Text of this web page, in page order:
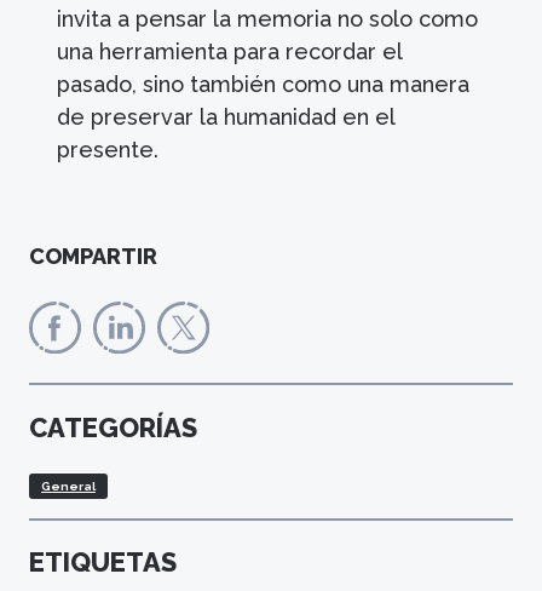
invita a pensar la memoria no solo como
una herramienta para recordar el
pasado, sino también como una manera
de preservar la humanidad en el
presente.
COMPARTIR
CATEGORÍAS
General
ETIQUETAS